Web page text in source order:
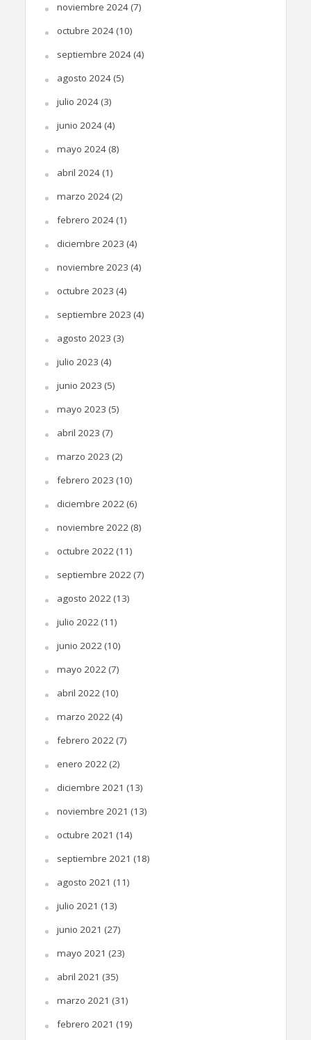
noviembre 2024(7)
octubre 2024(10)
septiembre 2024(4)
agosto 2024(5)
julio 2024(3)
junio 2024(4)
mayo 2024(8)
abril 2024(1)
marzo 2024(2)
febrero 2024(1)
diciembre 2023 (4)
noviembre 2023 (4)
octubre 2023 (4)
septiembre 2023 (4)
agosto 2023 (3)
julio 2023 (4)
junio 2023 (5)
mayo 2023 (5)
abril 2023 (7)
marzo 2023 (2)
febrero 2023 (10)
diciembre 2022(6)
noviembre 2022(8)
octubre 2022(11)
septiembre 2022(7)
agosto 2022(13)
julio 2022(11)
junio 2022(10)
mayo 2022(7)
abril 2022(10)
marzo 2022(4)
febrero 2022(7)
enero 2022(2)
diciembre 2021 (13)
noviembre 2021 (13)
octubre 2021 (14)
septiembre 2021 (18)
agosto 2021 (11)
julio 2021 (13)
junio 2021 (27)
mayo 2021 (23)
abril 2021 (35)
marzo 2021 (31)
febrero 2021 (19)